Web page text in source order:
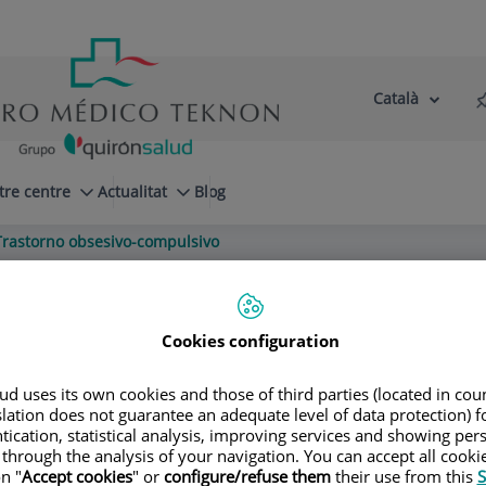
Selector
Llenguatge
Català
centre Actualitat Blog
obsesivo-compulsivo
ADULTSPSIQUIATRIA INFANTIL I ADOLESCENT
Cookies configuration
uses its own cookies and those of third parties (located in
does not guarantee an adequate level of data protection)
statistical analysis, improving services and showing
the analysis of your navigation. You can accept all
"Accept cookies" or configure/refuse themtheir use from this